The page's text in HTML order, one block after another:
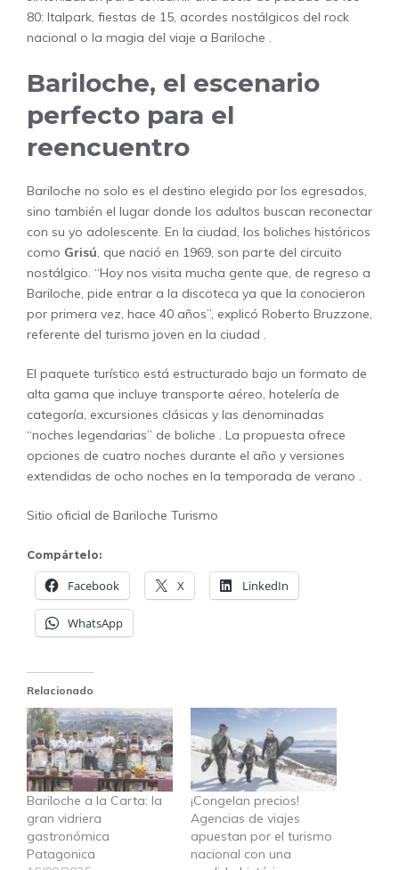
80: Italpark, fiestas de 15, acordes nostálgicos del rock
nacional o la magia del viaje a Bariloche .
Bariloche, el escenario
perfecto para el
reencuentro
Bariloche no solo es el destino elegido por los egresados,
sino también el lugar donde los adultos buscan reconectar
con su yo adolescente. En la ciudad, los boliches históricos
como Grisú, que nació en 1969, son parte del circuito
nostálgico. “Hoy nos visita mucha gente que, de regreso a
Bariloche, pide entrar a la discoteca ya que la conocieron
por primera vez, hace 40 años”, explicó Roberto Bruzzone,
referente del turismo joven en la ciudad .
El paquete turístico está estructurado bajo un formato de
alta gama que incluye transporte aéreo, hotelería de
categoría, excursiones clásicas y las denominadas
“noches legendarias” de boliche . La propuesta ofrece
opciones de cuatro noches durante el año y versiones
extendidas de ocho noches en la temporada de verano .
Sitio oficial de Bariloche Turismo
Compártelo:
Facebook X LinkedIn
WhatsApp
Relacionado
Bariloche a la Carta: la
gran vidriera
gastronómica
Patagonica
¡Congelan precios!
Agencias de viajes
apuestan por el turismo
nacional con una